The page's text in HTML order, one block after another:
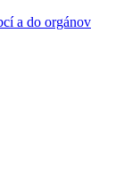
a do orgánov